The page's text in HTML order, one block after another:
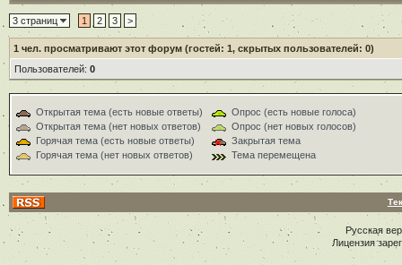
3 страниц 1 2 3 >
1 чел. просматривают этот форум (гостей: 1, скрытых пользователей: 0)
Пользователей: 0
Открытая тема (есть новые ответы)
Открытая тема (нет новых ответов)
Горячая тема (есть новые ответы)
Горячая тема (нет новых ответов)
Опрос (есть новые голоса)
Опрос (нет новых голосов)
Закрытая тема
Тема перемещена
Русская
Лицензия